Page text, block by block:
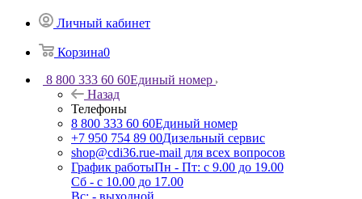
Личный кабинет
Корзина0
8 800 333 60 60Единый номер
Назад
Телефоны
8 800 333 60 60Единый номер
+7 950 754 89 00Дизельный сервис
shop@cdi36.rue-mail для всех вопросов
График работыПн - Пт: с 9.00 до 19.00
Сб - с 10.00 до 17.00
Вс: - выходной